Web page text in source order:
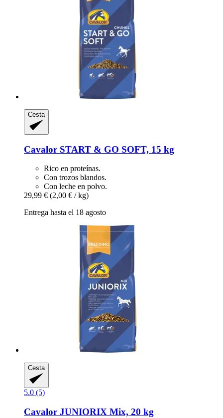
Cesta
Cavalor START & GO SOFT, 15 kg
Rico en proteínas.
Con trozos blandos.
Con leche en polvo.
29,99 € (2,00 € / kg)
Entrega hasta el 18 agosto
Cesta
5.0 (5)
Cavalor JUNIORIX Mix, 20 kg